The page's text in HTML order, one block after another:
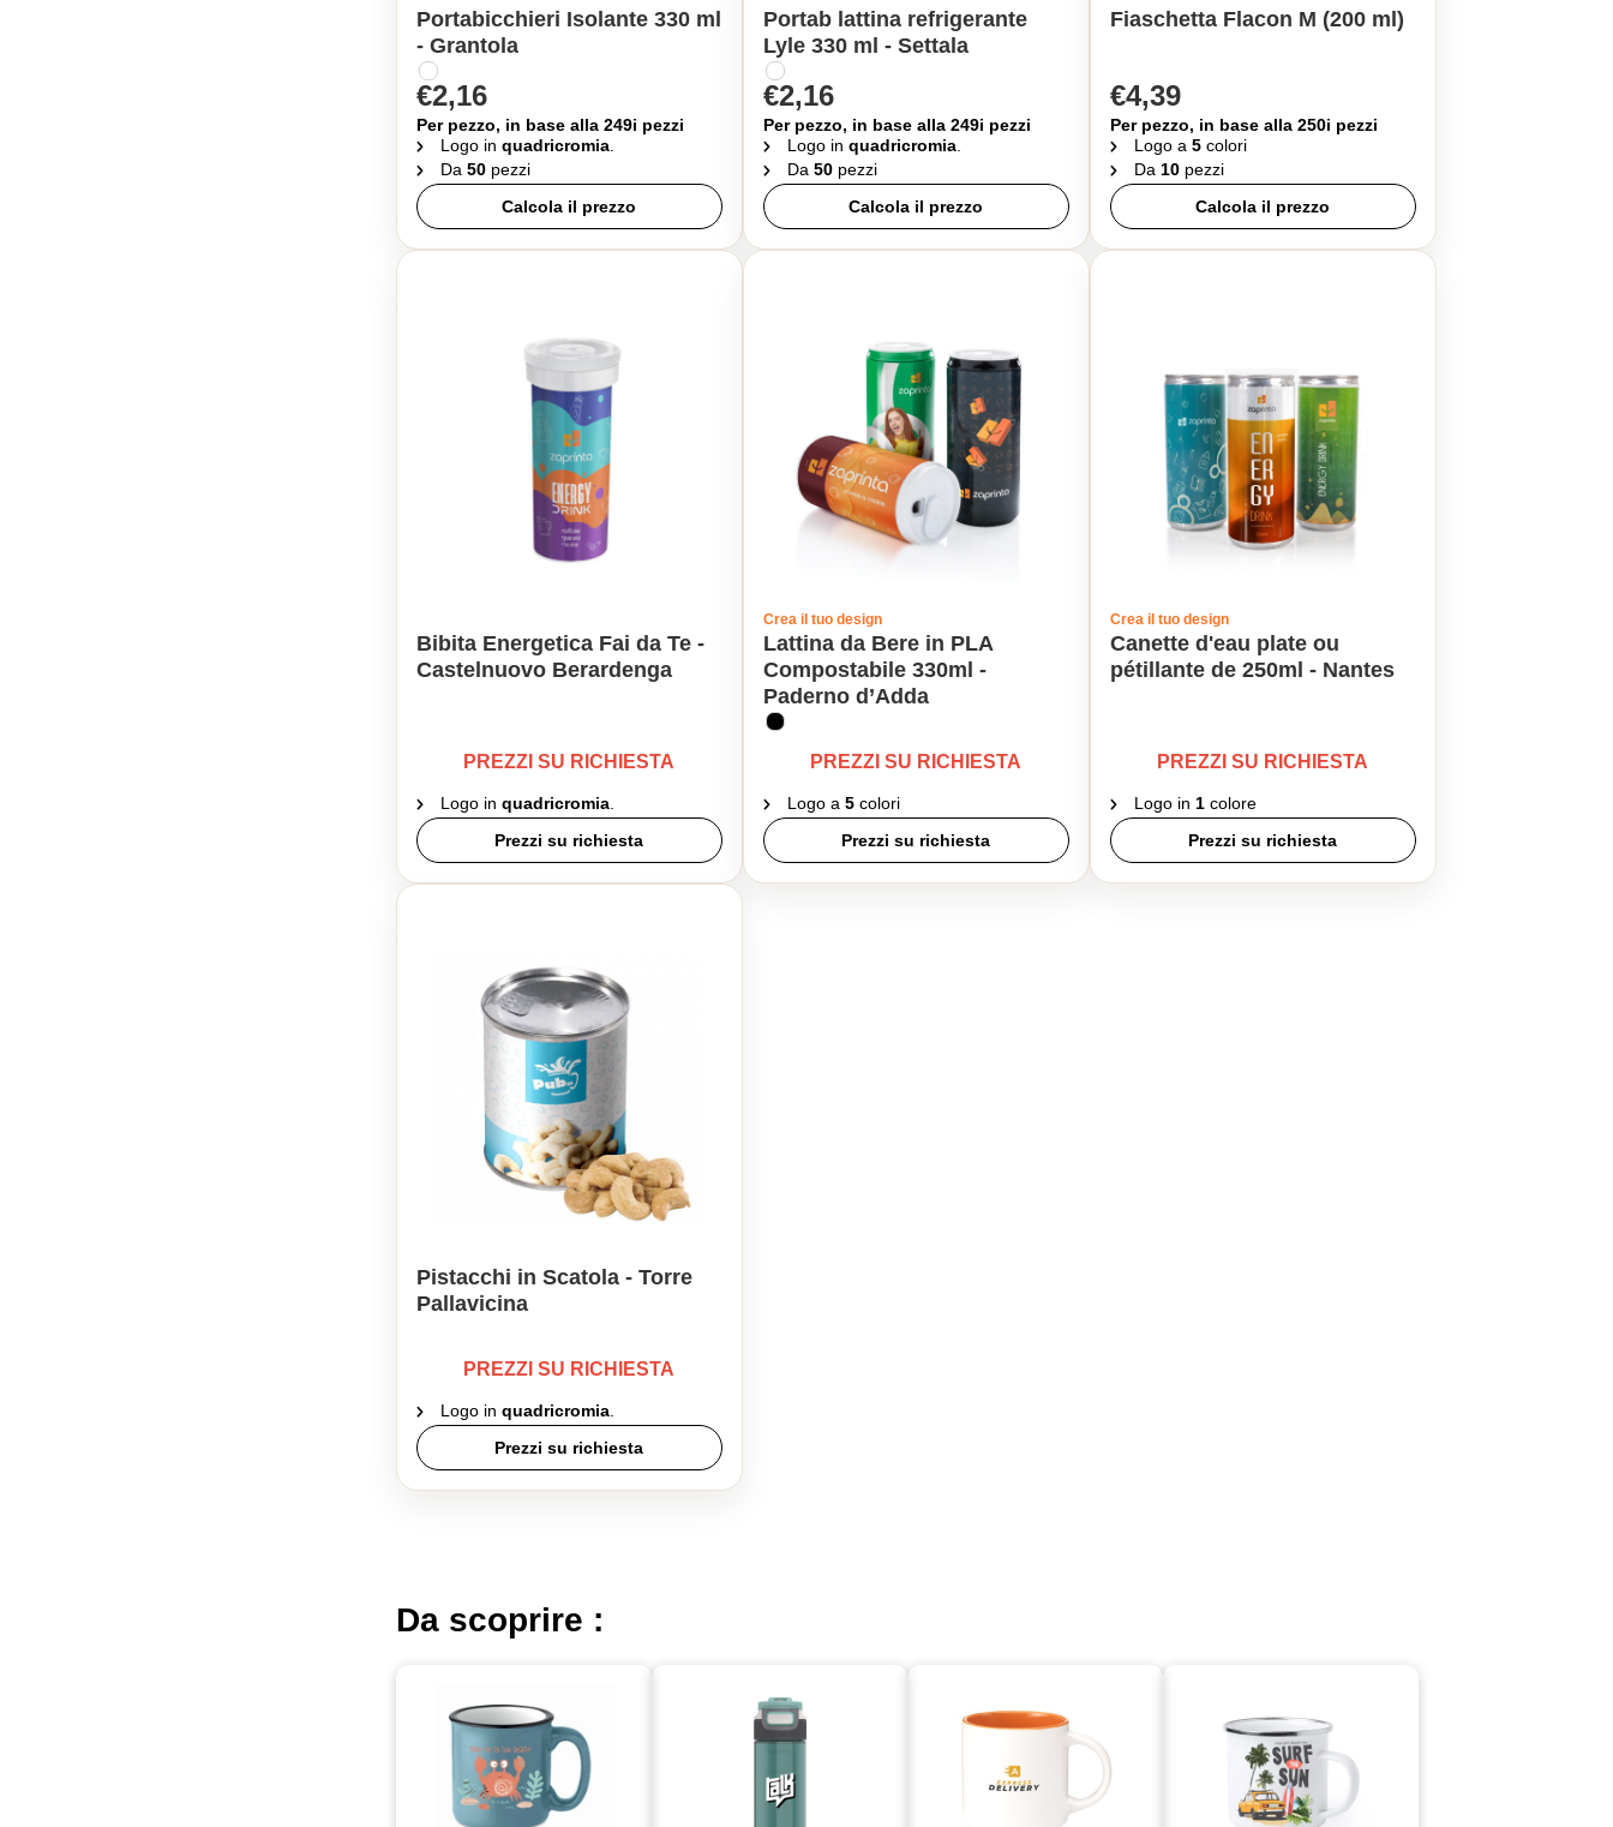
Portabicchieri Isolante 330 ml
- Grantola
€2,16
Per pezzo, in base alla 249i pezzi
Logo in quadricromia
Da 50 pezzi
Calcola il prezzo
Portab lattina refrigerante
Lyle 330 ml - Settala
€2,16
Per pezzo, in base alla 249i pezzi
Logo in quadricromia.
Da 50pezzi
Calcola il prezzo
Fiaschetta Flacon M (200 ml)
€4,39
Per pezzo, in base alla 250i pezzi
Logo a 5colori
Da 10pezzi
Calcola il prezzo
Bibita Energetica Fai da Te -
Castelnuovo Berardenga
PREZZI SU RICHIESTA
Logo in quadricromia
Prezzi su richiesta
Crea il tuo design
Lattina da Bere in PLA
Compostabile 330ml -
Paderno d’Adda
PREZZI SU RICHIESTA
Logo a 5colori
Prezzi su richiesta
Crea il tuo design
Canette d'eau plate ou
pétillante de 250ml - Nantes
PREZZI SU RICHIESTA
Logo in 1colore
Prezzi su richiesta
Pistacchi in Scatola - Torre
Pallavicina
PREZZI SU RICHIESTA
Logo in quadricromia
Prezzi su richiesta
Da scoprire :